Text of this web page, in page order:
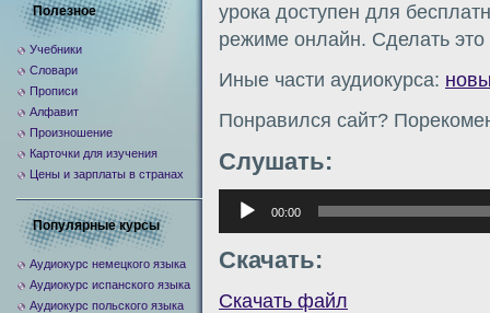
урока доступен для
режиме онлайн. Сделать
Иные части аудиокурса:
Понравился сайт?
Слушать:
Аудиоплеер
00:00
Скачать:
Скачать файл
Полезное
Учебники
Словари
Прописи
Алфавит
Произношение
Карточки для изучения
Цены и зарплаты в странах
Популярные курсы
Аудиокурс немецкого языка
Аудиокурс испанского языка
Аудиокурс польского языка